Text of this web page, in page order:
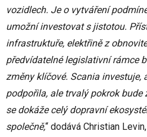
vozidlech. Je o vytváření
umožní investovat s jistotou.
infrastruktuře, elektřině z
předvídatelné legislativní rámce
změny klíčové. Scania investuje,
podpořila, ale trvalý pokrok bude
se dokáže celý dopravní
společně,“ dodává Christian